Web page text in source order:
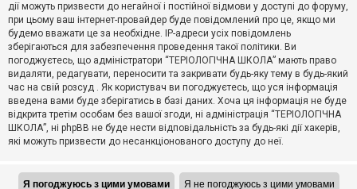
П
о
ш
у
Д
о
п
о
м
дії можуть призвести до негайної і постійної відмови у доступі до форуму,
при цьому ваш інтернет-провайдер буде повідомлений про це, якщо ми
будемо вважати це за необхідне. IP-адреси усіх повідомлень
зберігаються для забезпечення проведення такої політики. Ви
погоджуєтесь, що адміністратори “ТЕРІОЛОГІЧНА ШКОЛА” мають право
видаляти, редагувати, переносити та закривати будь-яку тему в будь-який
час на свій розсуд . Як користувач ви погоджуєтесь, що уся інформація
введена вами буде зберігатись в базі даних. Хоча ця інформація не буде
відкрита третім особам без вашої згоди, ні адміністрація “ТЕРІОЛОГІЧНА
ШКОЛА”, ні phpBB не буде нести відповідальність за будь-які дії хакерів,
які можуть призвести до несанкціонованого доступу до неї.